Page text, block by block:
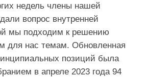
недель члены нашей
вопрос внутренней
мы подходим к решению
для нас темам. Обновленная
позиций была
в апреле 2023 года 94